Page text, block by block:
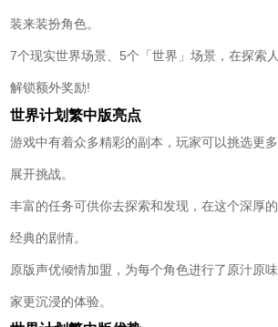
装来装扮角色。
7个现实世界场景、5个「世界」场景，在探索
解锁额外奖励!
世界计划繁中版亮点
游戏中有着众多精彩的副本，玩家可以挑选更
展开挑战。
丰富的任务可供你去探索和发现，在这个深厚
经典的剧情。
原版声优倾情加盟，为每个角色进行了原汁原
家更沉浸的体验。